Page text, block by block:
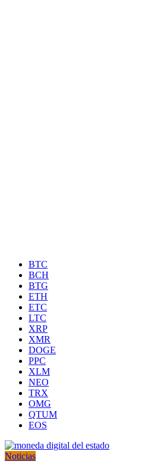
BTC
BCH
BTG
ETH
ETC
LTC
XRP
XMR
DOGE
PPC
XLM
NEO
TRX
OMG
QTUM
EOS
Noticias